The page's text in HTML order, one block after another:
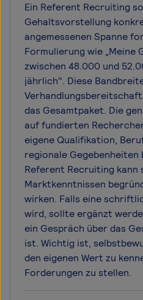
Ein Referent Recruiting
Gehaltsvorstellung
angemessenen Spanne
Formulierung wie
zwischen 48.000 und
jährlich". Diese
das Gesamtpaket. Die
auf fundierten
eigene Qualifikation,
regionale Gegebenheiten
Referent Recruiting kann
Marktkenntnissen
wirken. Falls eine
wird, sollte ergänzt
ein Gespräch über das
ist. Wichtig ist,
den eigenen Wert zu
Forderungen zu stellen.